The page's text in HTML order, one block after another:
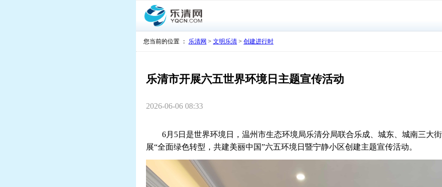
您当前的位置 ： 乐清网 > 文明乐清 > 创建进行时
乐清市开展六五世界环境日主题宣传活动
2026-06-06 08:33
6月5日是世界环境日，温州市生态环境局乐清分局联合乐成、城东、城南三大
展“全面绿色转型，共建美丽中国”六五环境日暨宁静小区创建主题宣传活动。